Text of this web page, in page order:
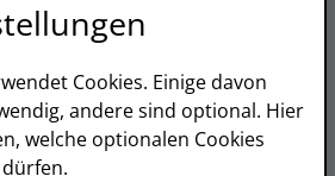
ALL-IN-ONE
PREISE
/
Cookies. Einige davon
andere sind optional. Hier
welche optionalen Cookies